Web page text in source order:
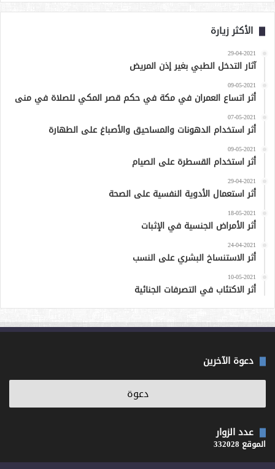
الأكثر زيارة
29-04-2021
آثار التدخل الطبي بغير إذن المريض
09-05-2021
أثر اتساع العمران في مكة في حكم قصر المكي للصلاة في منى
07-05-2021
أثر استخدام الدهونات والمساحيق والأصباغ على الطهارة
09-05-2021
أثر استخدام القسطرة على الصيام
29-04-2021
أثر استعمال الأدوية النفسية على الصحة
18-05-2021
أثر الأمراض الجنسية في الإثبات
24-04-2021
أثر الاستنساخ البشري على النسب
10-05-2021
أثر الاكتئاب في التصرفات الجنائية
دعوة الآخرين
عدد الزوار
الموقع 332028